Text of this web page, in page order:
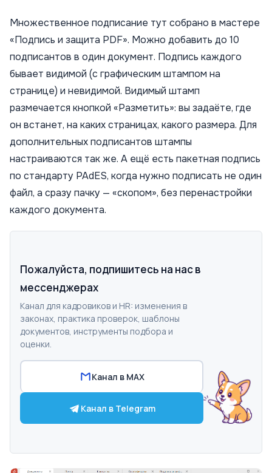
Множественное подписание тут собрано в мастере
«Подпись и защита PDF». Можно добавить до 10
подписантов в один документ. Подпись каждого
бывает видимой (с графическим штампом на
странице) и невидимой. Видимый штамп
размечается кнопкой «Разметить»: вы задаёте, где
он встанет, на каких страницах, какого размера. Для
дополнительных подписантов штампы
настраиваются так же. А ещё есть пакетная подпись
по стандарту PAdES, когда нужно подписать не один
файл, а сразу пачку — «скопом», без перенастройки
каждого документа.
Пожалуйста, подпишитесь на нас в
мессенджерах
Канал для кадровиков и HR: изменения в
законах, практика проверок, шаблоны
документов, инструменты подбора и
оценки.
Канал в MAX
Канал в Telegram